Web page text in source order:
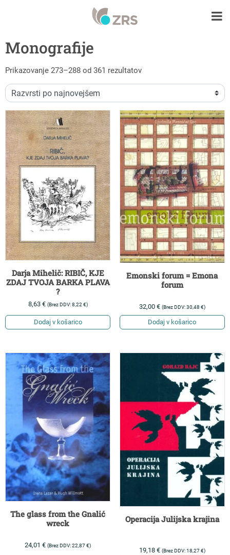
Monografije
Prikazovanje 273–288 od 361 rezultatovRazvrščeno po datumu
Darja Mihelič: RIBIČ, KJE
ZDAJ TVOJA BARKA PLAVA
?
8,63 € (Brez DDV:8,22€)
Dodaj v košarico
Emonski forum = Emona
forum
32,00 € (Brez DDV:30,48 €)
Dodaj v košarico
The glass from the Gnalić
wreck
24,01€ (Brez DDV:22,87€)
Operacija Julijska krajina
19,18 € (Brez DDV:18,27€)